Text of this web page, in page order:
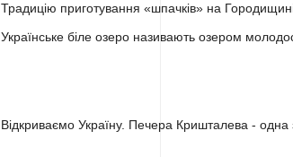
Традицію приготування «шпачків» на
Українське біле озеро називають озером
Відкриваємо Україну. Печера Кришталева - одна